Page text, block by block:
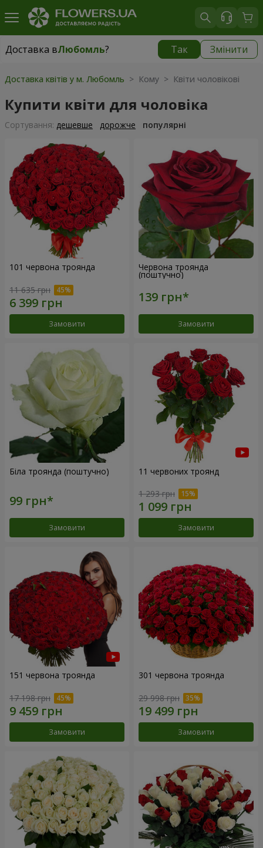
Доставка вЛюбомль? Так Змінити
Доставка вЛюбомль|
Доставка квітів у м. Любомль > Кому > Квіти чоловікові
Купити квіти для чоловіка
Сортування: дешевше дорожче популярні
101 червона троянда
11 635 грн
Замовити
Червона троянда
(поштучно)
Замовити
Біла троянда (поштучно)
Замовити
11 червоних троянд
1 293 грн
Замовити
151 червона троянда
17 198 грн
Замовити
301 червона троянда
29 998 грн
Замовити